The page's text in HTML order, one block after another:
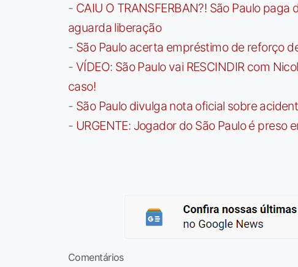
- CAIU O TRANSFERBAN?! São Paulo
aguarda liberação
- São Paulo acerta empréstimo de reforço
- VÍDEO: São Paulo vai RESCINDIR com
caso!
- São Paulo divulga nota oficial sobre
- URGENTE: Jogador do São Paulo é preso
Comentários